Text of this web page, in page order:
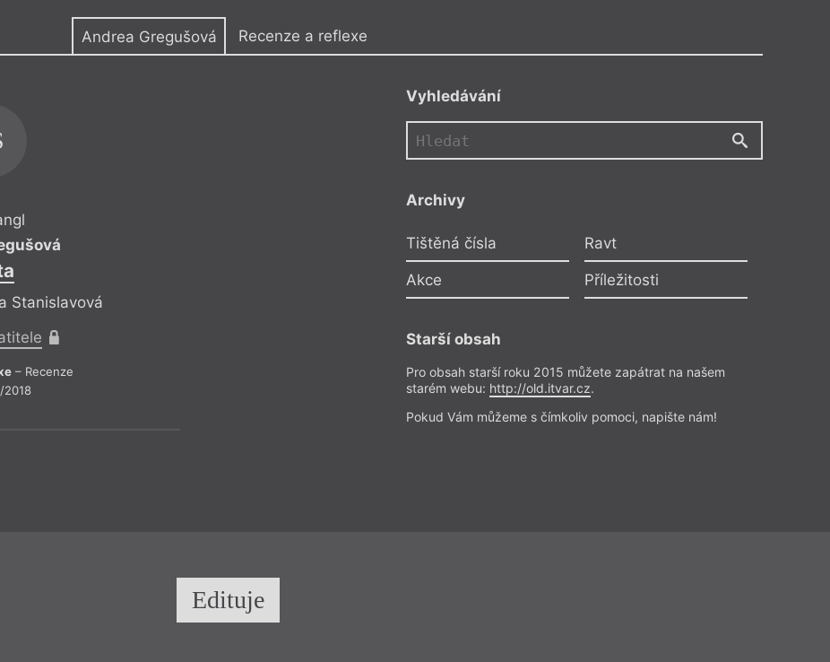
Andrea Gregušová Recenze a reflexe
Stanislavová
– Recenze
2018
Andrea Gregušová
Gréta
Reflektuje Zuzana Stanislavová
Pro předplatitele
Recenze a reflexe– Recenze
Z čísla 21/2018
Vyhledávání
Archivy
Tištěná čísla Ravt
Akce Příležitosti
Starší obsah
Pro obsah starší roku 2015 můžete zapátrat na našem
starém webu: http://old.itvar.cz.
Pokud Vám můžeme s čímkoliv pomoci, napište nám!
Edituje